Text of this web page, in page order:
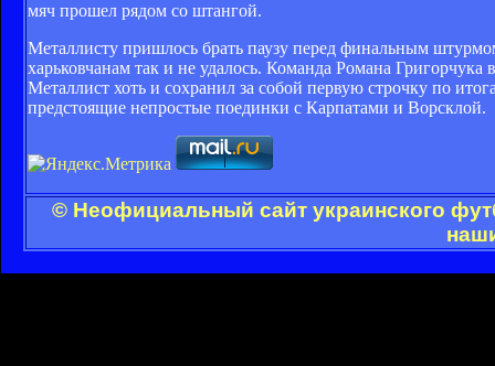
мяч прошел рядом со штангой.
Металлисту пришлось брать паузу перед финальным
харьковчанам так и не удалось. Команда Романа
Металлист хоть и сохранил за собой первую строчку по
предстоящие непростые поединки с Карпатами и Ворсклой.
© Неофициальный сайт украинского